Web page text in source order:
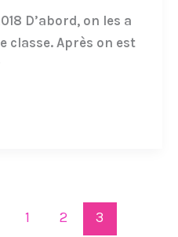
D’abord, on les a
classe. Après on est
1 2 3